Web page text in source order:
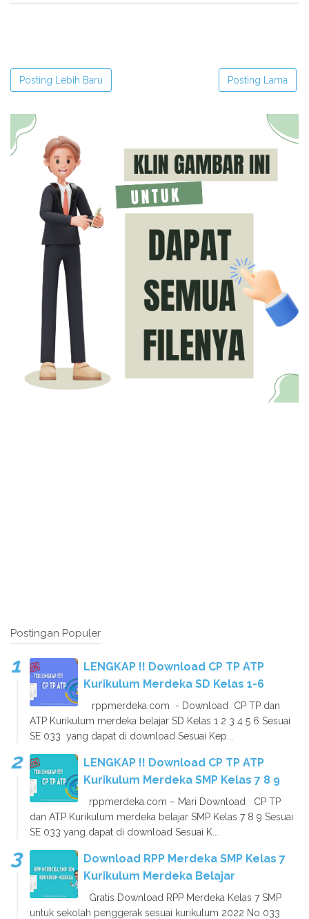
Posting Lebih Baru Posting Lama
Postingan Populer
LENGKAP !! Download CP TP ATP
Kurikulum Merdeka SD Kelas 1-6
rppmerdeka.com - Download CP TP dan
ATP Kurikulum merdeka belajar SD Kelas 1 2 3 4 5 6 Sesuai
SE 033 yang dapat di download Sesuai Kep...
LENGKAP !! Download CP TP ATP
Kurikulum Merdeka SMP Kelas 7 8 9
rppmerdeka.com – Mari Download CP TP
dan ATP Kurikulum merdeka belajar SMP Kelas 7 8 9 Sesuai
SE 033 yang dapat di download Sesuai K...
Download RPP Merdeka SMP Kelas 7
Kurikulum Merdeka Belajar
Gratis Download RPP Merdeka Kelas 7 SMP
untuk sekolah penggerak sesuai kurikulum 2022 No 033